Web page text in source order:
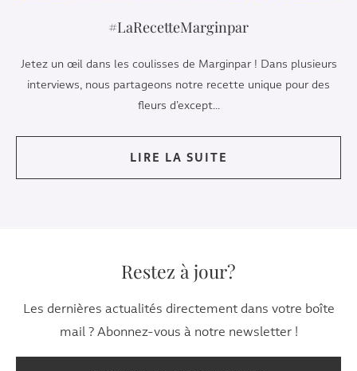
#LaRecetteMarginpar
Jetez un œil dans les coulisses de Marginpar ! Dans plusieurs
interviews, nous partageons notre recette unique pour des
fleurs d’except...
LIRE LA SUITE
Restez à jour?
Les dernières actualités directement dans votre boîte
mail ? Abonnez-vous à notre newsletter !